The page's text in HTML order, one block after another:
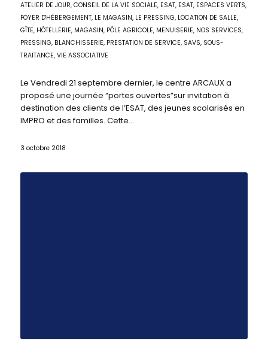
ATELIER DE JOUR, CONSEIL DE LA VIE SOCIALE, ESAT, ESAT, ESPACES VERTS,
FOYER D'HÉBERGEMENT, LE MAGASIN, LE PRESSING, LOCATION DE SALLE,
GÎTE, HÔTELLERIE, MAGASIN, PÔLE AGRICOLE, MENUISERIE, NOS SERVICES,
PRESSING, BLANCHISSERIE, PRESTATION DE SERVICE, SAVS, SOUS-
TRAITANCE, VIE ASSOCIATIVE
Le Vendredi 21 septembre dernier, le centre ARCAUX a
proposé une journée “portes ouvertes”sur invitation à
destination des clients de l’ESAT, des jeunes scolarisés en
IMPRO et des familles. Cette…
3 octobre 2018